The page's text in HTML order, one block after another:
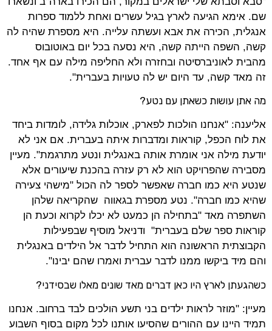
שם. אימא הגיעה לארץ בגיל עשרים ואחת ללמוד ספרות
אנגלית, הכירה את אבא ועשתה עלייה. היא מספרת שהיה לה
קשה, השפה הייתה קשה, היא נסעה בכל יום באוטובוס
מהבית לאוניברסיטה ובחזרה ולא החליפה מילה עם אף אחד.
זה מאד קשה, עד היום יש לה טעויות בעברית".
מה אתן עושות כשאתן עם נטע?
אליענה: "אנחנו הולכות לפארק, אוכלות גלידה, לומדות ביחד
את לוח הכפל, קוראות ומדברות איתה בעברית. אם אני לא
יודעת מילה אני אומרת אותה באנגלית ונטע מתרגמת". מעיין
מסבירה שהפרויקט הוא לא רק עזרה בהכנת שיעורים אלא
שנטע היא כמו חברה שאפשר לספר לה הכול "מישהי צעירה
שהיא כמו חברה". נטע מספרת בגאווה שהקריאה שלהן
השתפרה מאד "בתחילה הן כמעט לא יכלו לקרוא וכעת הן
קוראות ספר שלם בעברית" ודניאל מוסיף שבפעילות
הקבוצתית הראשונה הוא התחיל לדבר אל הילדים באנגלית
והם מיד ביקשו ממנו לדבר עברית ואמרו שהם יבינו".
כשהגעתן לארץ היו כאן דברים מאד שונים מאלו שבסידני?
מעיין: "מוזר לראות ילדים בני תשע הולכים לבד ברחוב. אנחנו
תמיד היינו עם ההורים שהסיעו אותנו לכל מקום בסוף השבוע